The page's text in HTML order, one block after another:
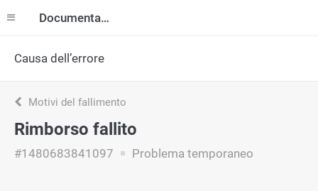
Documentazione
Causa dell’errore
Motivi del fallimento
Rimborso fallito
#1480683841097 Problema temporaneo